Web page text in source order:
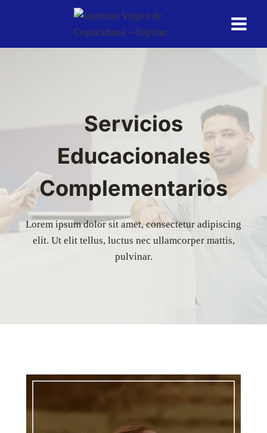
Servicios
Educacionales
Complementarios
Lorem ipsum dolor sit amet, consectetur adipiscing
elit. Ut elit tellus, luctus nec ullamcorper mattis,
pulvinar.